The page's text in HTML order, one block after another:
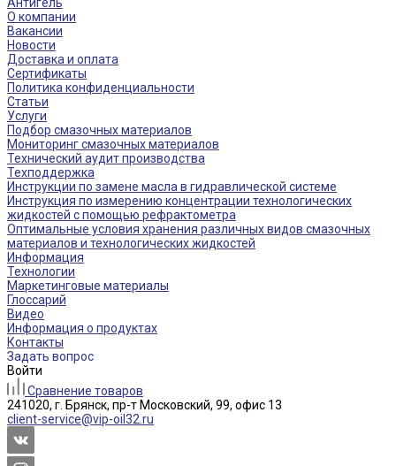
О компании
Вакансии
Новости
Доставка и оплата
Сертификаты
Политика конфиденциальности
Статьи
Услуги
Подбор смазочных материалов
Мониторинг смазочных материалов
Технический аудит производства
Техподдержка
Инструкции по замене масла в гидравлической системе
Инструкция по измерению концентрации технологических
жидкостей с помощью рефрактометра
Оптимальные условия хранения различных видов смазочных
материалов и технологических жидкостей
Информация
Технологии
Маркетинговые материалы
Глоссарий
Видео
Информация о продуктах
Контакты
Задать вопрос
Войти
Сравнение товаров
241020, г. Брянск, пр-т Московский, 99, офис 13
client-service@vip-oil32.ru